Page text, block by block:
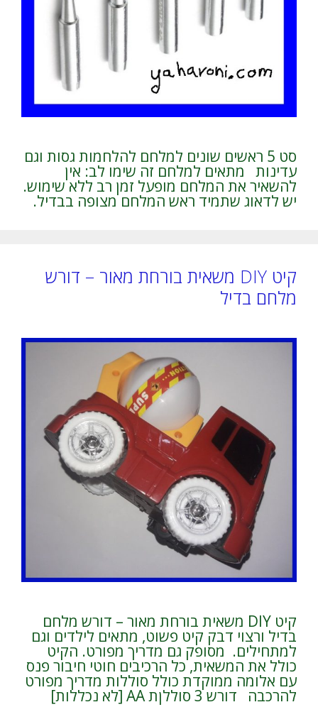
סט 5 ראשים שונים למלחם להלחמות גסות וגם
עדינות מתאים למלחם זה שימו לב: אין
להשאיר את המלחם מופעל זמן רב ללא שימוש.
יש לדאוג שתמיד ראש המלחם מצופה בבדיל.
קיט DIY משאית בורחת מאור – דורש
מלחם בדיל
קיט DIY משאית בורחת מאור – דורש מלחם
בדיל ורצוי דבק קיט פשוט, מתאים לילדים וגם
למתחילים. מסופק גם מדריך מפורט. הקיט
כולל את המשאית, כל הרכיבים חוטי חיבור פנס
עם אלומה ממוקדת כולל סוללות מדריך מפורט
להרכבה דורש 3 סוללןת AA [לא נכללות]